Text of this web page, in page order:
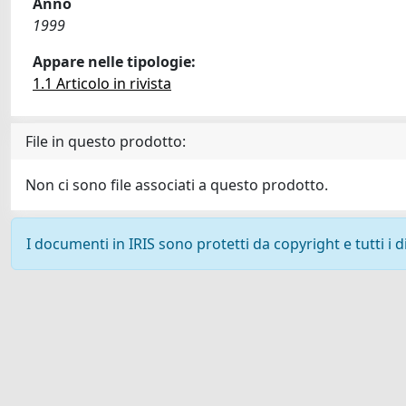
1999
Appare nelle tipologie:
1.1 Articolo in rivista
File in questo prodotto:
Non ci sono file associati a questo prodotto.
I documenti in IRIS sono protetti da copyright e tutti i